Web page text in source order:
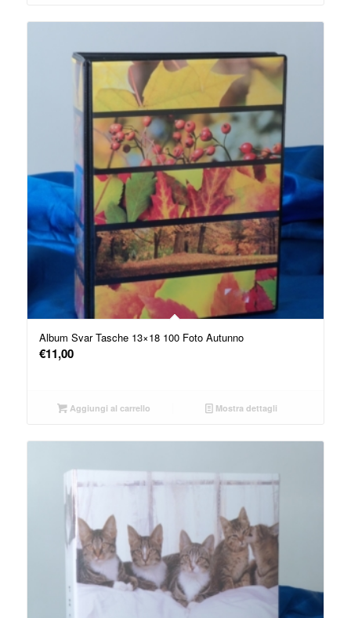
Album Svar Tasche 13×18 100 Foto Autunno
€11,00
Aggiungi al carrello Mostra dettagli